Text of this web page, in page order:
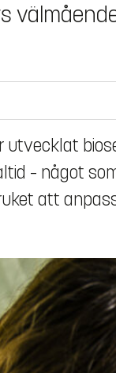
utvecklat
– något
att